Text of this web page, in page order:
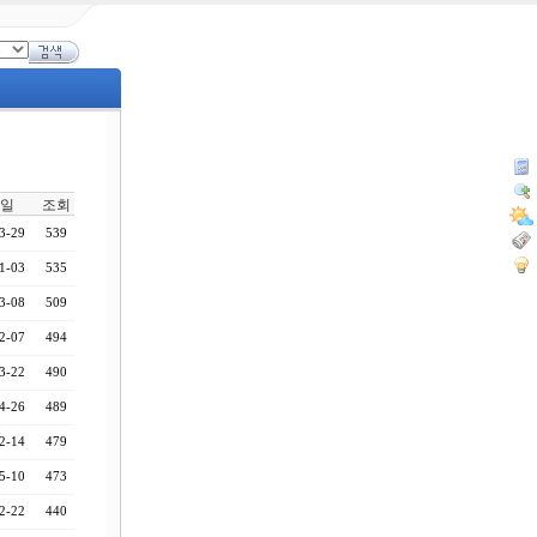
조회
29 539
03 535
08 509
07 494
22 490
26 489
14 479
10 473
22 440